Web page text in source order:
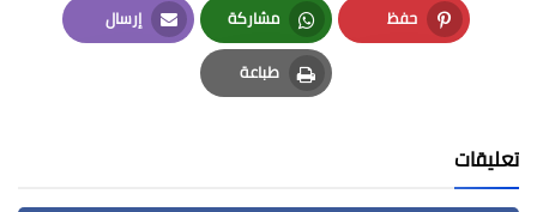
حفظ
Pinterest
مشاركة
Whatsapp
إرسال
Email
طباعة
Print
تعليقات